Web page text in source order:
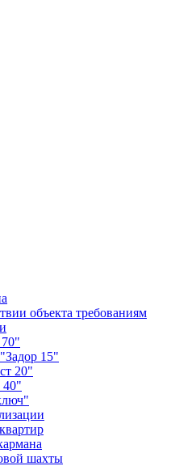
объекта требованиям
15"
20"
шахты